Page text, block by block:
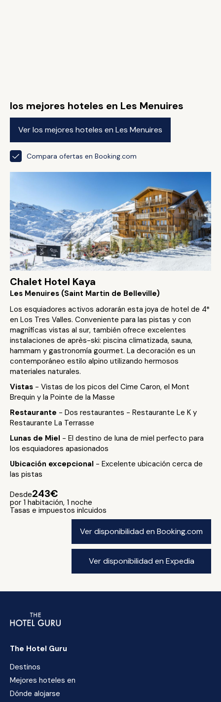
los mejores hoteles en Les Menuires
Ver los mejores hoteles en Les Menuires
Compara ofertas en Booking.com
Chalet Hotel Kaya
Les Menuires (Saint Martin de Belleville)
Los esquiadores activos adorarán esta joya de hotel de 4*
en Los Tres Valles. Conveniente para las pistas y con
magníficas vistas al sur, también ofrece excelentes
instalaciones de après-ski: piscina climatizada, sauna,
hammam y gastronomía gourmet. La decoración es un
contemporáneo estilo alpino utilizando hermosos
materiales naturales.
Vistas - Vistas de los picos del Cime Caron, el Mont
Brequin y la Pointe de la Masse
Restaurante - Dos restaurantes - Restaurante Le K y
Restaurante La Terrasse
Lunas de Miel - El destino de luna de miel perfecto para
los esquiadores apasionados
Ubicación excepcional - Excelente ubicación cerca de
las pistas
Desde243€
por 1 habitación, 1 noche
Tasas e impuestos inlcuidos
Ver disponibilidad en Booking.com
Ver disponibilidad en Expedia
The Hotel Guru
Destinos
Mejores hoteles en
Dónde alojarse